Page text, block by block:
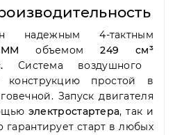
надежным 4-тактным
объемом249 см³
Система воздушного
конструкцию простой в
Запуск двигателя
электростартера, так и
гарантирует старт в любых